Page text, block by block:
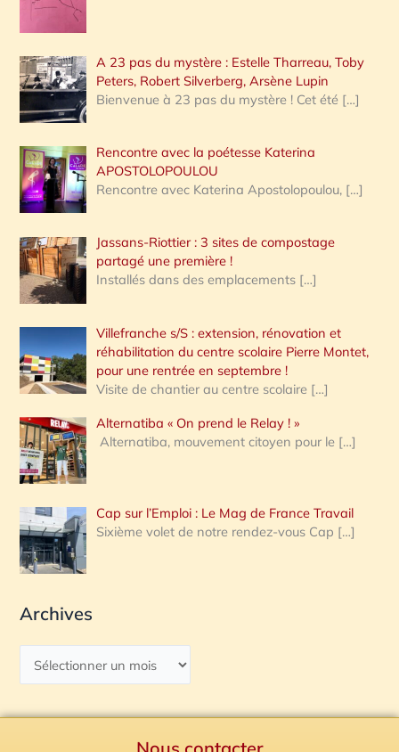
A 23 pas du mystère : Estelle Tharreau, Toby
Peters, Robert Silverberg, Arsène Lupin
Bienvenue à 23 pas du mystère ! Cet été […]
Rencontre avec la poétesse Katerina
APOSTOLOPOULOU
Rencontre avec Katerina Apostolopoulou, […]
Jassans-Riottier : 3 sites de compostage
partagé une première !
Installés dans des emplacements […]
Villefranche s/S : extension, rénovation et
réhabilitation du centre scolaire Pierre Montet,
pour une rentrée en septembre !
Visite de chantier au centre scolaire […]
Alternatiba « On prend le Relay ! »
Alternatiba, mouvement citoyen pour le […]
Cap sur l’Emploi : Le Mag de France Travail
Sixième volet de notre rendez-vous Cap […]
Archives